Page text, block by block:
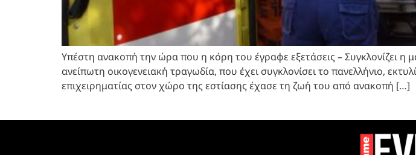
Υπέστη ανακοπή την ώρα που η κόρη του έγραφε εξετάσεις – Συγκλονίζει η
ανείπωτη οικογενειακή τραγωδία, που έχει συγκλονίσει το πανελλήνιο,
επιχειρηματίας στον χώρο της εστίασης έχασε τη ζωή του από ανακοπή […]